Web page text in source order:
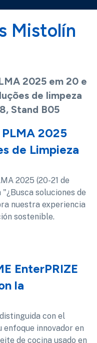
Mistolín
2025
de Limpieza
2025 (20-21 de
soluciones de
nuestra experiencia
sostenible.
EnterPRIZE
la
con el
enfoque innovador en
de cocina usado en